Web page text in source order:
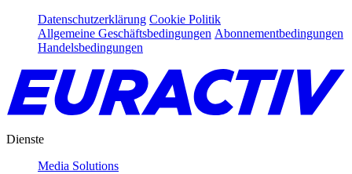
Datenschutzerklärung Cookie Politik
Allgemeine Geschäftsbedingungen Abonnementbedingungen
Handelsbedingungen
Dienste
Media Solutions